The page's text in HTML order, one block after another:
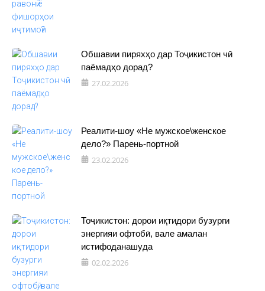
Обшавии пиряхҳо дар Тоҷикистон чӣ
паёмадҳо дорад?
27.02.2026
Реалити-шоу «Не мужское\женское
дело?» Парень-портной
23.02.2026
Тоҷикистон: дорои иқтидори бузурги
энергияи офтобӣ, вале амалан
истифоданашуда
02.02.2026